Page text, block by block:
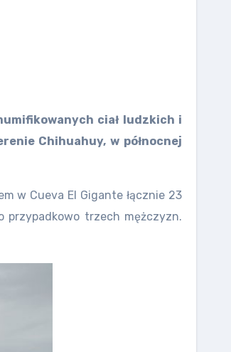
ciał ludzkich i
Chihuahuy, w północnej
w Cueva El Gigante łącznie 23
przypadkowo trzech mężczyzn.